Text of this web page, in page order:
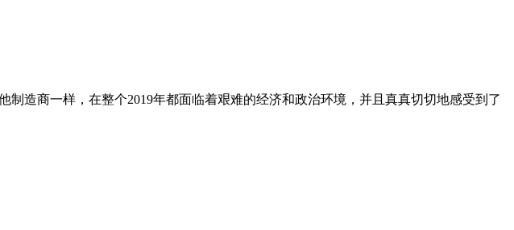
造商一样，在整个2019年都面临着艰难的经济和政治环境，并且真真切切地感受到了